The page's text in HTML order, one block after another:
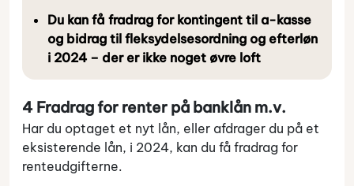
Du kan få fradrag for kontingent til a-kasse
og bidrag til fleksydelsesordning og efterløn
i 2024 – der er ikke noget øvre loft
4 Fradrag for renter på banklån m.v.
Har du optaget et nyt lån, eller afdrager du på et
eksisterende lån, i 2024, kan du få fradrag for
renteudgifterne.